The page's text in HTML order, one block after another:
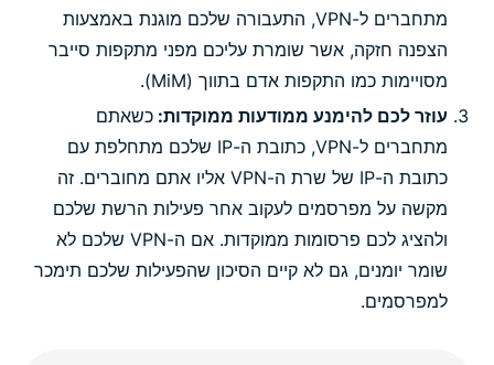
מתחברים ל-VPN, התעבורה שלכם מוגנת באמצעות
הצפנה חזקה, אשר שומרת עליכם מפני מתקפות סייבר
מסויימות כמו התקפות אדם בתווך (MiM).
עוזר לכם להימנע ממודעות ממוקדות: כשאתם
מתחברים ל-VPN, כתובת ה-IP שלכם מתחלפת עם
כתובת ה-IP של שרת ה-VPN אליו אתם מחוברים. זה
מקשה על מפרסמים לעקוב אחר פעילות הרשת שלכם
ולהציג לכם פרסומות ממוקדות. אם ה-VPN שלכם לא
שומר יומנים, גם לא קיים הסיכון שהפעילות שלכם תימכר
למפרסמים.